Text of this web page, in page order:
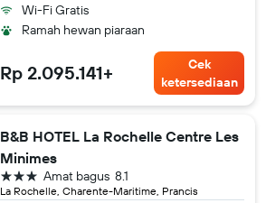
Wi-Fi Gratis
Ramah hewan piaraan
Rp 2.095.141+
Cek
ketersediaan
B&B HOTEL La Rochelle Centre Les
Minimes
La Rochelle, Charente-Maritime, Prancis
8.1
Amat bagus
bintang 3